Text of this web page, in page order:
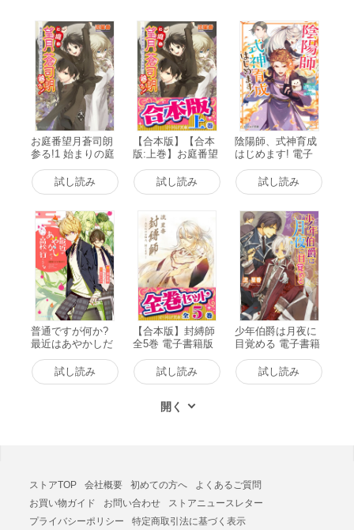
お庭番望月蒼司朗
参る!1 始まりの庭
と帝都のちびっ子
四神 電子書籍版
試し読み
【合本版】【合本
版:上巻】お庭番望
月蒼司朗参る!(1～
10巻) 電子書籍版
試し読み
陰陽師、式神育成
はじめます! 電子
書籍版
試し読み
普通ですが何か?
最近はあやかしだ
って高校に行くん
です。 電子書籍版
試し読み
【合本版】封縛師
全5巻 電子書籍版
試し読み
少年伯爵は月夜に
目覚める 電子書籍
試し読み
ストアTOP 会社概要 初めての方へ
よくあるご質問
お買い物ガイド
お問い合わせ
ストアニュースレター
プライバシーポリシー
特定商取引法に基づく表示